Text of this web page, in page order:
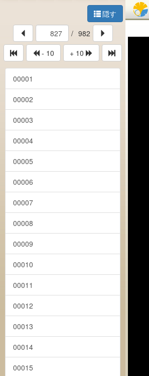
隠す
/ 982
- 10
+ 10
00001
00002
00003
00004
00005
00006
00007
00008
00009
00010
00011
00012
00013
00014
00015